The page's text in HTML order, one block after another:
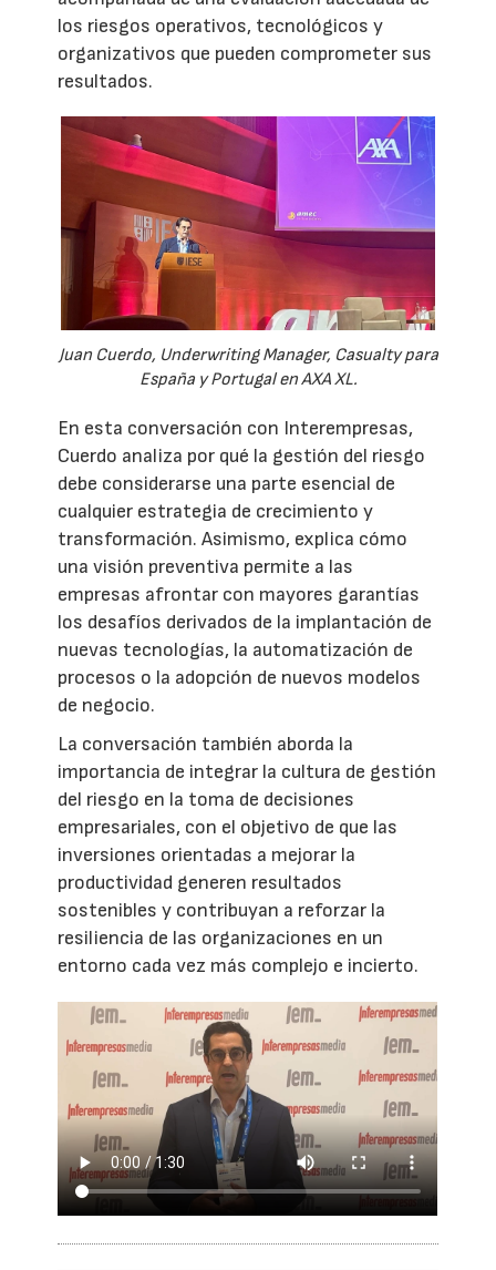
los riesgos operativos, tecnológicos y
organizativos que pueden comprometer sus
resultados.
Juan Cuerdo, Underwriting Manager, Casualty para
España y Portugal en AXA XL.
En esta conversación con Interempresas,
Cuerdo analiza por qué la gestión del riesgo
debe considerarse una parte esencial de
cualquier estrategia de crecimiento y
transformación. Asimismo, explica cómo
una visión preventiva permite a las
empresas afrontar con mayores garantías
los desafíos derivados de la implantación de
nuevas tecnologías, la automatización de
procesos o la adopción de nuevos modelos
de negocio.
La conversación también aborda la
importancia de integrar la cultura de gestión
del riesgo en la toma de decisiones
empresariales, con el objetivo de que las
inversiones orientadas a mejorar la
productividad generen resultados
sostenibles y contribuyan a reforzar la
resiliencia de las organizaciones en un
entorno cada vez más complejo e incierto.